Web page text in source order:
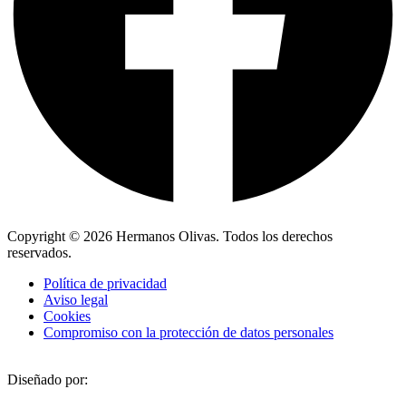
Copyright © 2026 Hermanos Olivas. Todos los derechos
reservados.
Política de privacidad
Aviso legal
Cookies
Compromiso con la protección de datos personales
Diseñado por: